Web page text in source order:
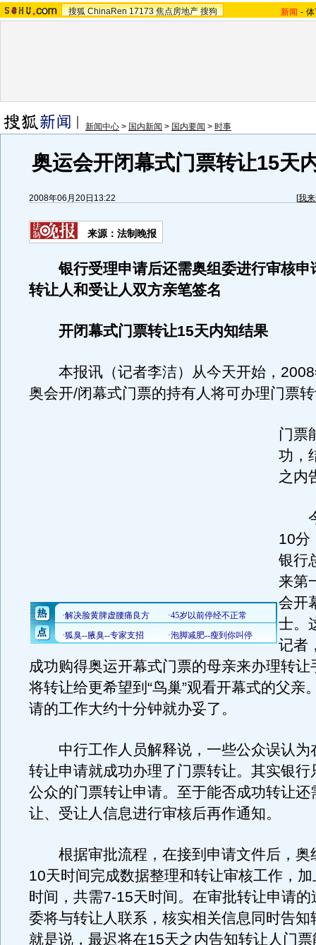
搜狐 ChinaRen 17173 焦点房地产 搜狗 新闻 -
新闻中心 > 国内新闻 > 国内要闻 > 时事
奥运会开闭幕式门票转让15天
2008年06月20日13:22 [我
来源：法制晚报
银行受理申请后还需奥组委进行审核
转让人和受让人双方亲笔签名
开闭幕式门票转让15天内知结果
本报讯（记者李洁）从今天开始，2008
奥会开/闭幕式门票的持有人将可办理门票
门票
功，
之内
今
10分
银行
来第
会开
士。
记者
成功购得奥运开幕式门票的母亲来办理转让
将转让给更希望到“鸟巢”观看开幕式的父亲
请的工作大约十分钟就办妥了。
中行工作人员解释说，一些公众误认为
转让申请就成功办理了门票转让。其实银行
公众的门票转让申请。至于能否成功转让还
让、受让人信息进行审核后再作通知。
根据审批流程，在接到申请文件后，奥
10天时间完成数据整理和转让审核工作，
时间，共需7-15天时间。在审批转让申请的
委将与转让人联系，核实相关信息同时告知
就是说，最迟将在15天之内告知转让人门